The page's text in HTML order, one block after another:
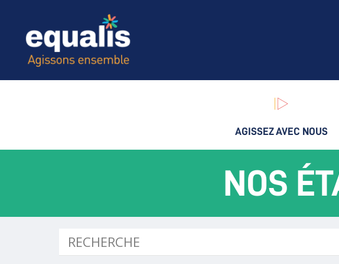
AGISSEZ AVEC NOUS
NOS